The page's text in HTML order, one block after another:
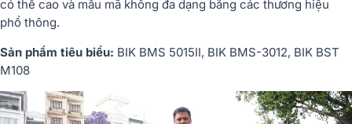
có thể cao và mẫu mã không đa dạng bằng các thương hiệu
phổ thông.
Sản phẩm tiêu biểu: BIK BMS 5015II, BIK BMS-3012, BIK BST
M108